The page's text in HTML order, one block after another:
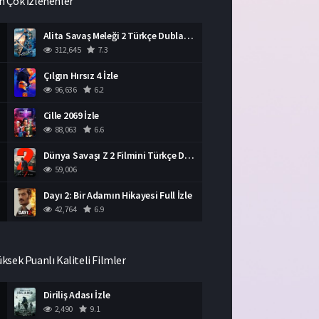
Alita Savaş Meleği 2 Türkçe Dublaj İzle HD Film
312,645 7.3
Çılgın Hırsız 4 İzle
96,636 6.2
Cille 2069 İzle
88,063 6.6
Dünya Savaşı Z 2 Filmini Türkçe Dublaj İzle
59,006
Dayı 2: Bir Adamın Hikayesi Full İzle
42,764 6.9
Puanlı Kaliteli Filmler
Diriliş Adası İzle
2,490 9.1